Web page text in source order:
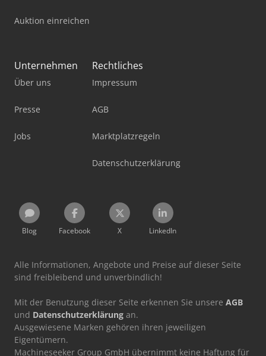
Auktion einreichen
Unternehmen
Über uns
Presse
Jobs
Rechtliches
Impressum
AGB
Marktplatzregeln
Datenschutzerklärung
Blog Facebook X LinkedIn
Alle Informationen, Angebote und Preise auf dieser Seite
sind freibleibend und unverbindlich!
Mit der Benutzung dieser Seite erkennen Sie unsere AGB
und Datenschutzerklärung an.
Ausgewiesene Marken gehören ihren jeweiligen
Eigentümern.
Machineseeker Group GmbH übernimmt keine Haftung für